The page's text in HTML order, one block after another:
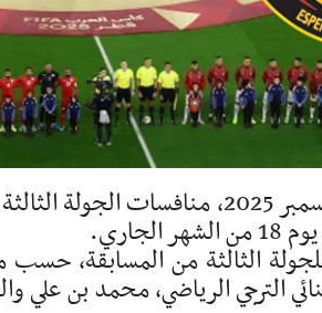
إختتمت أمس الثلاثاء 9 ديسمبر
الثالثة من المسابقة،
الترجي الرياضي، محمد بن